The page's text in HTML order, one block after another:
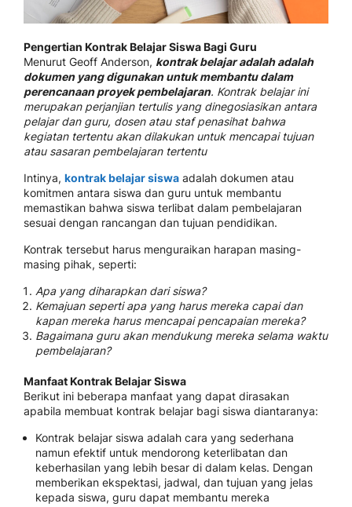
Pengertian Kontrak Belajar Siswa Bagi Guru
Menurut Geoff Anderson, kontrak belajar adalah adalah
dokumen yang digunakan untuk membantu dalam
perencanaan proyek pembelajaran. Kontrak belajar ini
merupakan perjanjian tertulis yang dinegosiasikan antara
pelajar dan guru, dosen atau staf penasihat bahwa
kegiatan tertentu akan dilakukan untuk mencapai tujuan
atau sasaran pembelajaran tertentu
Intinya, kontrak belajar siswa adalah dokumen atau
komitmen antara siswa dan guru untuk membantu
memastikan bahwa siswa terlibat dalam pembelajaran
sesuai dengan rancangan dan tujuan pendidikan.
Kontrak tersebut harus menguraikan harapan masing-
masing pihak, seperti:
Apa yang diharapkan dari siswa?
Kemajuan seperti apa yang harus mereka capai dan
kapan mereka harus mencapai pencapaian mereka?
Bagaimana guru akan mendukung mereka selama waktu
pembelajaran?
Manfaat Kontrak Belajar Siswa
Berikut ini beberapa manfaat yang dapat dirasakan
apabila membuat kontrak belajar bagi siswa diantaranya:
Kontrak belajar siswa adalah cara yang sederhana
namun efektif untuk mendorong keterlibatan dan
keberhasilan yang lebih besar di dalam kelas. Dengan
memberikan ekspektasi, jadwal, dan tujuan yang jelas
kepada siswa, guru dapat membantu mereka